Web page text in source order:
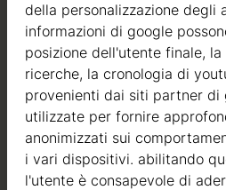
Qualità
Siamo attivi nel settore della
legno dal 2004. Nel corso di
selezionato i migliori fornitori di
esclusivamente abete nordico a
proveniente da foreste certificate
Nord.
della personalizzazione degli
informazioni di google
posizione dell'utente finale,
ricerche, la cronologia di
provenienti dai siti partner di
utilizzate per fornire
anonimizzati sui
i vari dispositivi. abilitando
l'utente è consapevole di